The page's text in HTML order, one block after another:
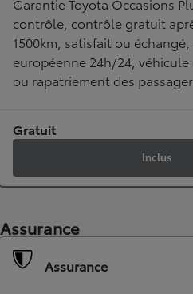
contrôle, contrôle gratuit
1500km, satisfait ou
européenne 24h/24,
ou rapatriement des
Gratuit
Inclus
Assurance
Assurance